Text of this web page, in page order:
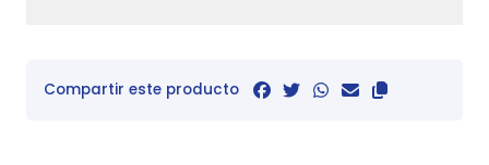
Compartir este producto